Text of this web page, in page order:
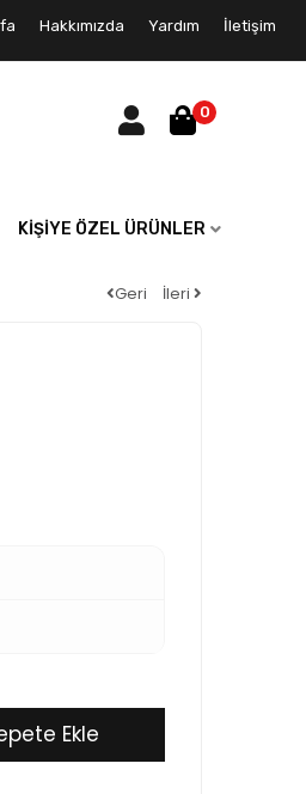
Hakkımızda Yardım İletişim
0
KIŞIYE ÖZEL ÜRÜNLER
Geri İleri
Ekle